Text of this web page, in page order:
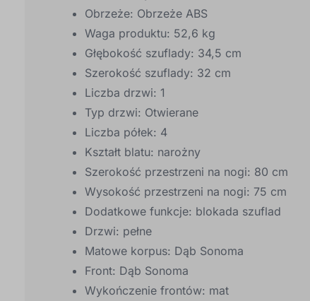
Obrzeże: Obrzeże ABS
Waga produktu: 52,6 kg
Głębokość szuflady: 34,5 cm
Szerokość szuflady: 32 cm
Liczba drzwi: 1
Typ drzwi: Otwierane
Liczba półek: 4
Kształt blatu: narożny
Szerokość przestrzeni na nogi: 80 cm
Wysokość przestrzeni na nogi: 75 cm
Dodatkowe funkcje: blokada szuflad
Drzwi: pełne
Matowe korpus: Dąb Sonoma
Front: Dąb Sonoma
Wykończenie frontów: mat